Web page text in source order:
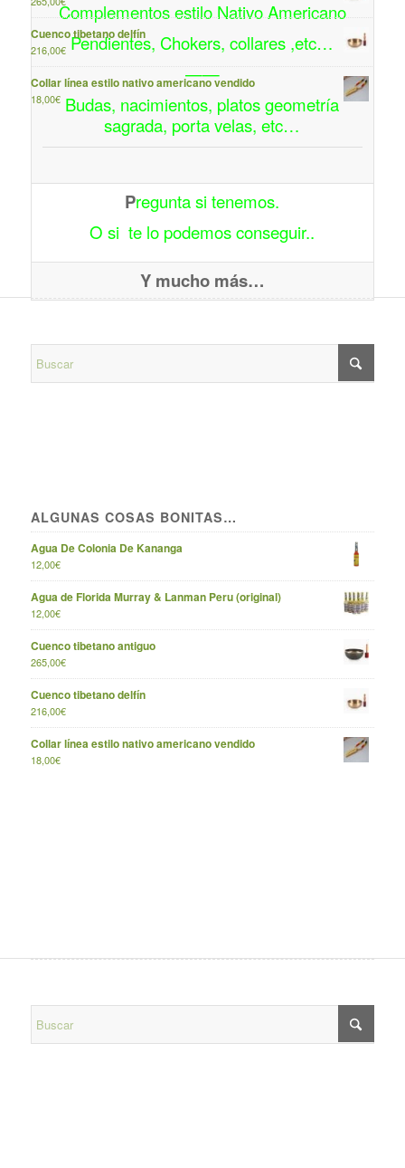
Complementos estilo Nativo Americano
Pendientes, Chokers, collares ,etc…
——
Budas, nacimientos, platos geometría
sagrada, porta velas, etc…
Pregunta si tenemos.
O si te lo podemos conseguir..
Y mucho más…
Cuenco tibetano delfín
216,00€
Collar línea estilo nativo americano vendido
18,00€
ALGUNAS COSAS BONITAS…
Agua De Colonia De Kananga
12,00€
Agua de Florida Murray & Lanman Peru (original)
12,00€
Cuenco tibetano antiguo
265,00€
Cuenco tibetano delfín
216,00€
Collar línea estilo nativo americano vendido
18,00€